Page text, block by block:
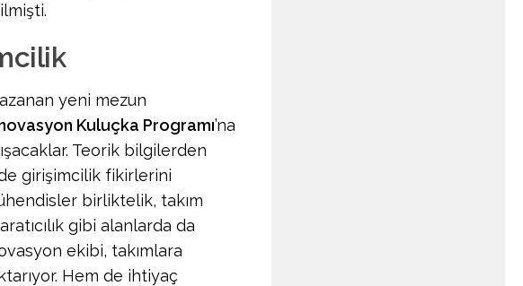
yeni mezun
Kuluçka Programı’na
Teorik bilgilerden
girişimcilik fikirlerini
birliktelik, takım
gibi alanlarda da
ekibi, takımlara
Hem de ihtiyaç